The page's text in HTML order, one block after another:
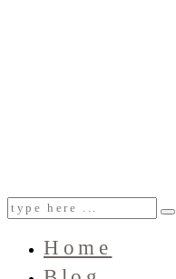
Home